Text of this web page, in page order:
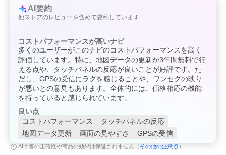
不透過ガラスなどの電波を通さないガラスを使用している場合、
GPS受信感度が極端に低下し、十分な性能が発揮できない場合が
あります。（車種によっては電波を通すためにガラスの一部に未
加工の箇所が設けられている場合があります。詳細はディーラー
などへご確認ください。）
※ ワンセグアンテナ内蔵していますが、すべての地域でサポート
されているわけではございません。受信感度は地域により異な
り、受信環境によっても大きく左右されます。当店では、出荷前
に受信の確認をしており、ワンセグについては保証対象外となり
ますので、ワンセグが受信できない旨の返品は承る事ができませ
ん。また、防水・防塵機能はございませんので、浸水や粉塵混入
などによる故障も、保証の対象外になりますので、ご了承くださ
い。
※ 直射日光が当たる場所や炎天下の車内など高温になる場所に放
置しないでください。（バッテリーの漏液・発熱・破損・発火の
原因になるおそれがあります。）
※ 本製品の耐熱温度の目安は、0度?50度となっております。この
範囲を超えますと、液晶の不良・バッテリーの破損・吸盤の落
下・反応速度の低下などの不具合が発生する可能性がありますの
AI要約
他ストアのレビューを含めて要約しています
コストパフォーマンスが高いナビ
多くのユーザーがこのナビのコストパフォーマンスを高く
評価しています。特に、地図データの更新が3年間無料で行
える点や、タッチパネルの反応が良いことが好評です。た
だし、GPSの受信にラグを感じることや、ワンセグの映り
が悪いとの意見もあります。全体的には、価格相応の機能
を持っていると感じられています。
良い点
コストパフォーマンス
タッチパネルの反応
地図データ更新
画面の見やすさ GPSの受信
AI回答の正確性や商品の効果は保証されません（ その他の注意点 ）